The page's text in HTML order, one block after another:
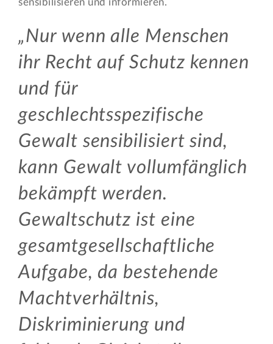
sensibilisieren und informieren.
Nur wenn alle Menschen
ihr Recht auf Schutz kennen
und für
geschlechtsspezifische
Gewalt sensibilisiert sind,
kann Gewalt vollumfänglich
bekämpft werden.
Gewaltschutz ist eine
gesamtgesellschaftliche
Aufgabe, da bestehende
Machtverhältnis,
Diskriminierung und